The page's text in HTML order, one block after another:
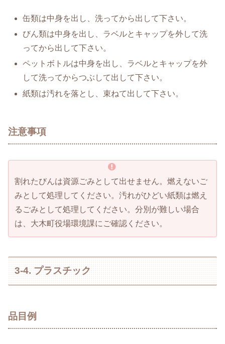
缶類は中身を出し、洗ってから出して下さい。
びん類は中身を出し、ラベルとキャップを外して洗
ってから出して下さい。
ペットボトルは中身を出し、ラベルとキャップを外
して洗ってからつぶして出して下さい。
紙類は汚れを落とし、束ねて出して下さい。
注意事項
割れたびんは資源ごみとして出せません。燃えないご
みとして処理してください。汚れがひどい紙類は燃え
るごみとして処理してください。分別が難しい場合
は、大木町役場環境課にご確認ください。
3-4. プラスチック
品目例